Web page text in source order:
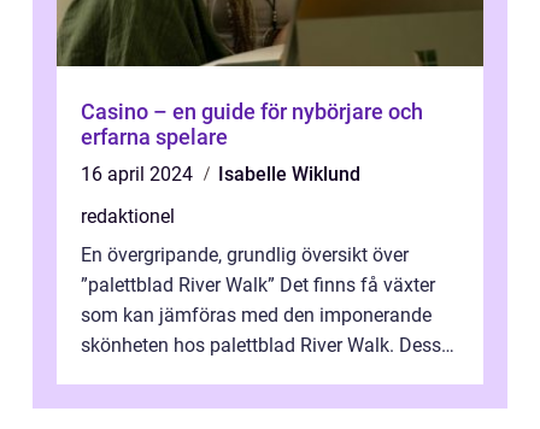
Casino – en guide för nybörjare och
erfarna spelare
16 april 2024
Isabelle Wiklund
redaktionel
En övergripande, grundlig översikt över
”palettblad River Walk” Det finns få växter
som kan jämföras med den imponerande
skönheten hos palettblad River Walk. Dess